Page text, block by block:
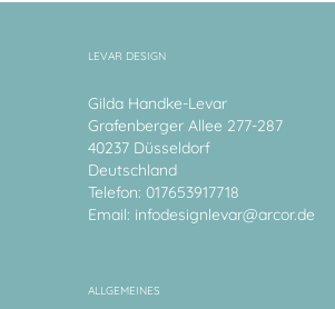
LEVAR DESIGN
Gilda Handke-Levar
Grafenberger Allee 277-287
40237 Düsseldorf
Deutschland
Telefon: 017653917718
Email: infodesignlevar@arcor.de
ALLGEMEINES